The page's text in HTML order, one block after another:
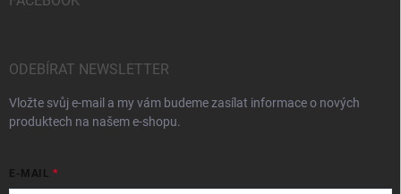
ODEBÍRAT NEWSLETTER
Vložte svůj e-mail a my vám budeme zasílat informace o nových
produktech na našem e-shopu.
E-MAIL